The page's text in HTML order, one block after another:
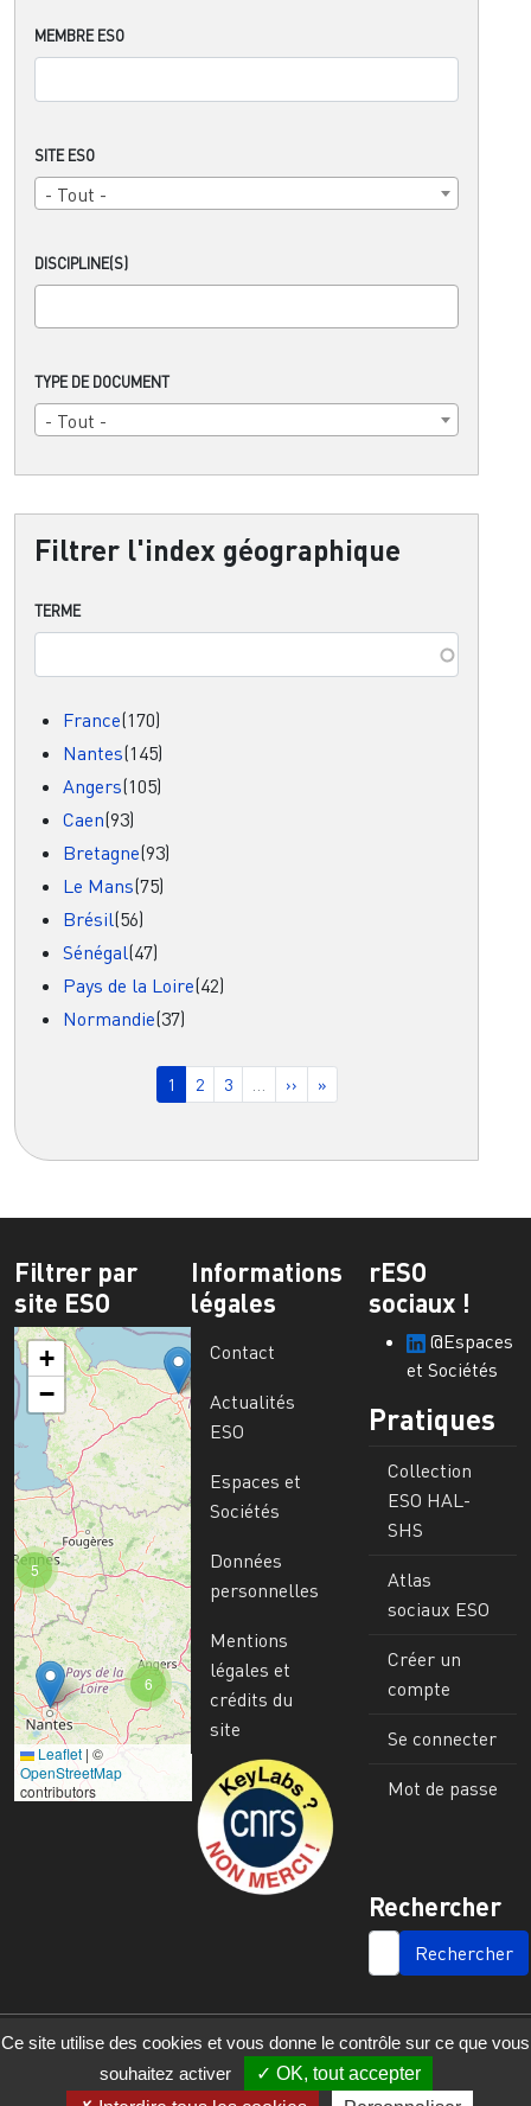
MEMBRE ESO
SITE ESO
- Tout -
DISCIPLINE(S)
TYPE DE DOCUMENT
- Tout -
Filtrer l'index géographique
TERME
France(170)
Nantes(145)
Angers(105)
Caen(93)
Bretagne(93)
Le Mans(75)
Brésil(56)
Sénégal(47)
Pays de la Loire(42)
Normandie(37)
Page courante
1 Page
2 Page
3 Page suivante
›› Dernière page
»
Filtrer par
site ESO
6
5
+
−
Leaflet | ©
OpenStreetMap
contributors
Informations
légales
Contact
Actualités
ESO
Espaces et
Sociétés
Données
personnelles
Mentions
légales et
crédits du
site
Image
rESO
sociaux !
@Espaces
et Sociétés
Pratiques
Collection
ESO HAL-
SHS
Atlas
sociaux ESO
Créer un
compte
Se connecter
Mot de passe
Rechercher
SEARCH
Ce site utilise des cookies et vous donne le contrôle sur ce que vous
souhaitez activer
OK, tout accepter